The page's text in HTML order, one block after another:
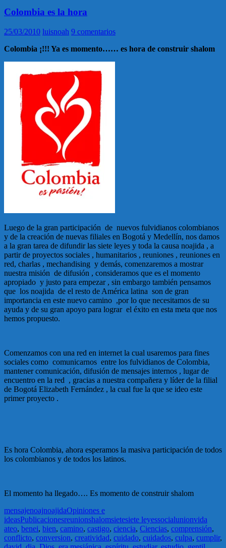
Colombia es la hora
25/03/2010 luisnoah 9 comentarios
Colombia ¡!!! Ya es momento…… es hora de construir shalom
Luego de la gran participación de nuevos fulvidianos colombianos
y de la creación de nuevas filiales en Bogotá y Medellín, nos damos
a la gran tarea de difundir las siete leyes y toda la causa noajida , a
partir de proyectos sociales , humanitarios , reuniones , reuniones en
red, charlas , mechandising y demás, comenzaremos a mostrar
nuestra misión de difusión , consideramos que es el momento
apropiado y justo para empezar , sin embargo también pensamos
que los noajida de el resto de América latina son de gran
importancia en este nuevo camino ,por lo que necesitamos de su
ayuda y de su gran apoyo para lograr el éxito en esta meta que nos
hemos propuesto.
Comenzamos con una red en internet la cual usaremos para fines
sociales como comunicarnos entre los fulvidianos de Colombia,
mantener comunicación, difusión de mensajes internos , lugar de
encuentro en la red , gracias a nuestra compañera y líder de la filial
de Bogotá Elizabeth Fernández , la cual fue la que se ideo este
primer proyecto .
Es hora Colombia, ahora esperamos la masiva participación de todos
los colombianos y de todos los latinos.
El momento ha llegado…. Es momento de construir shalom
mensajenoajnoajidaOpiniones e
ideasPublicacionesreunionshalomsietesiete leyessocialunionvida
ateo, benei, bien, camino, castigo, ciencia, Ciencias, comprensión,
conflicto, conversion, creatividad, cuidado, cuidados, culpa, cumplir,